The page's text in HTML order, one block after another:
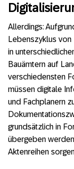
Allerdings:
Lebenszyklus
in
Bauämtern auf
verschiedensten
müssen digitale
und Fachplanern
grundsätzlich in
übergeben
Aktenreihen